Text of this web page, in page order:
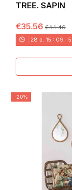
TREE. SAPIN
€35.56€44.46
28 d. 15 : 09 :
-20%